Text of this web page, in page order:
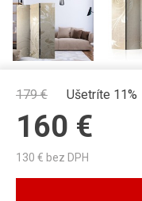
179€ Ušetríte 11%
160 €
130 € bez DPH